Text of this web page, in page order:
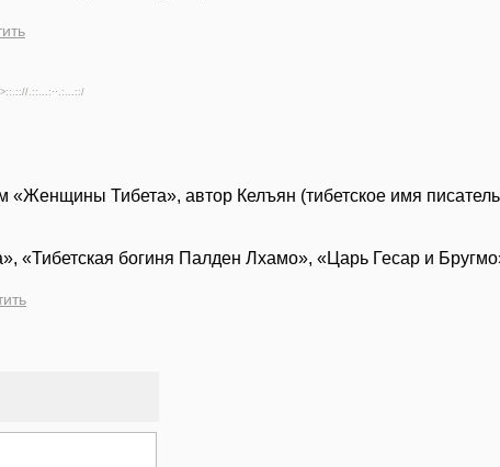
.::...:··.:...::/
Тибета», автор Келъян (тибетское имя
«Тибетская богиня Палден Лхамо», «Царь Гесар и